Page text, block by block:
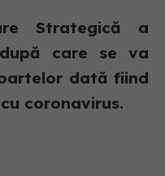
Strategică a
care se va
dată fiind
coronavirus.